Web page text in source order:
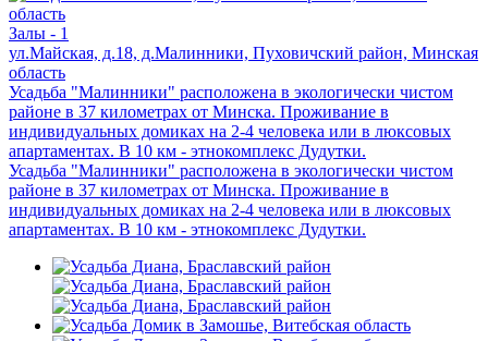
Залы - 1
ул.Майская, д.18, д.Малинники, Пуховичский район, Минская
область
Усадьба "Малинники" расположена в экологически чистом
районе в 37 километрах от Минска. Проживание в
индивидуальных домиках на 2-4 человека или в люксовых
апартаментах. В 10 км - этнокомплекс Дудутки.
Усадьба "Малинники" расположена в экологически чистом
районе в 37 километрах от Минска. Проживание в
индивидуальных домиках на 2-4 человека или в люксовых
апартаментах. В 10 км - этнокомплекс Дудутки.